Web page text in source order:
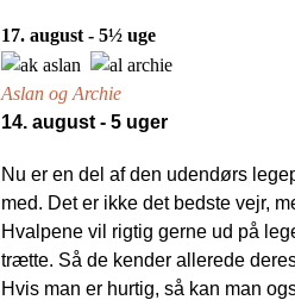
17. august - 5½ uge
Aslan og Archie
14. august - 5 uger
Nu er en del af den udendørs
med. Det er ikke det bedste vejr,
Hvalpene vil rigtig gerne ud på
trætte. Så de kender allerede
Hvis man er hurtig, så kan man